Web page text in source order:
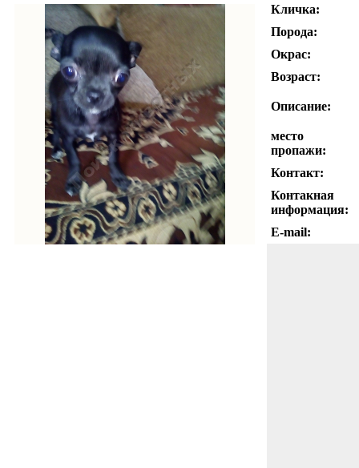
Кличка:
Порода:
Окрас:
Возраст:
Описание:
место
пропажи:
Контакт:
Контакная
информация:
E-mail: